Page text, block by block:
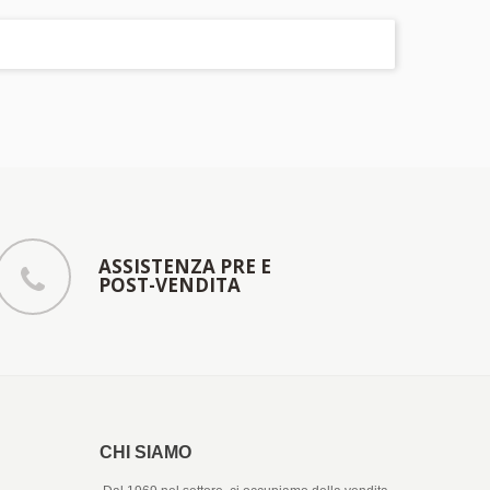
ASSISTENZA PRE E
POST-VENDITA
CHI SIAMO